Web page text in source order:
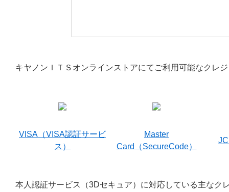
キヤノンＩＴＳオンラインストアにてご利用可能なクレ
VISA（VISA認証サービ
ス）
Master
Card（SecureCode）
本人認証サービス（3Dセキュア）に対応している主なク